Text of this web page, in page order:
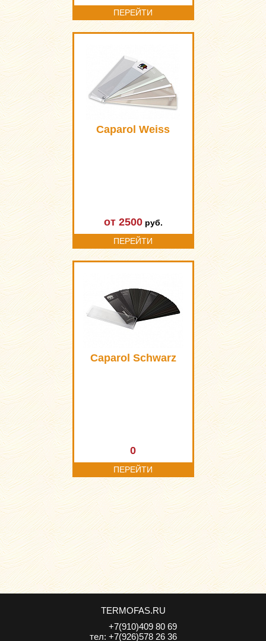
ПЕРЕЙТИ
Caparol Weiss
от 2500руб.
ПЕРЕЙТИ
Caparol Schwarz
0
ПЕРЕЙТИ
TERMOFAS.RU
тел:
+7(910)409 80 69
+7(926)578 26 36